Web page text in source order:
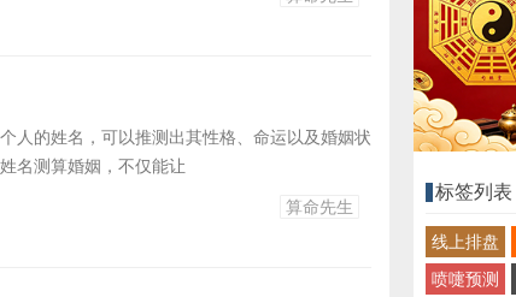
人的姓名，可以推测出其性格、命运以及婚姻状
名测算婚姻，不仅能让
算命先生
标签列表
线上排盘
喷嚏预测